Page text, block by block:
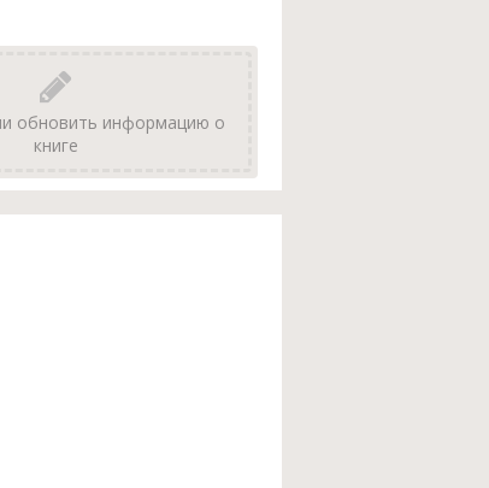
обновить информацию о
книге